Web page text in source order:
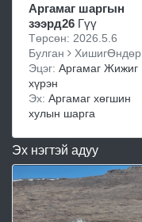
Аргамаг шаргын
зээрд26 Гүү
Төрсөн: 2026.5.6
Булган
ХишигӨндөр
Эцэг: Аргамаг Жижиг
хүрэн
Эх: Аргамаг хөгшин
хулын шарга
Эх нэгтэй адуу